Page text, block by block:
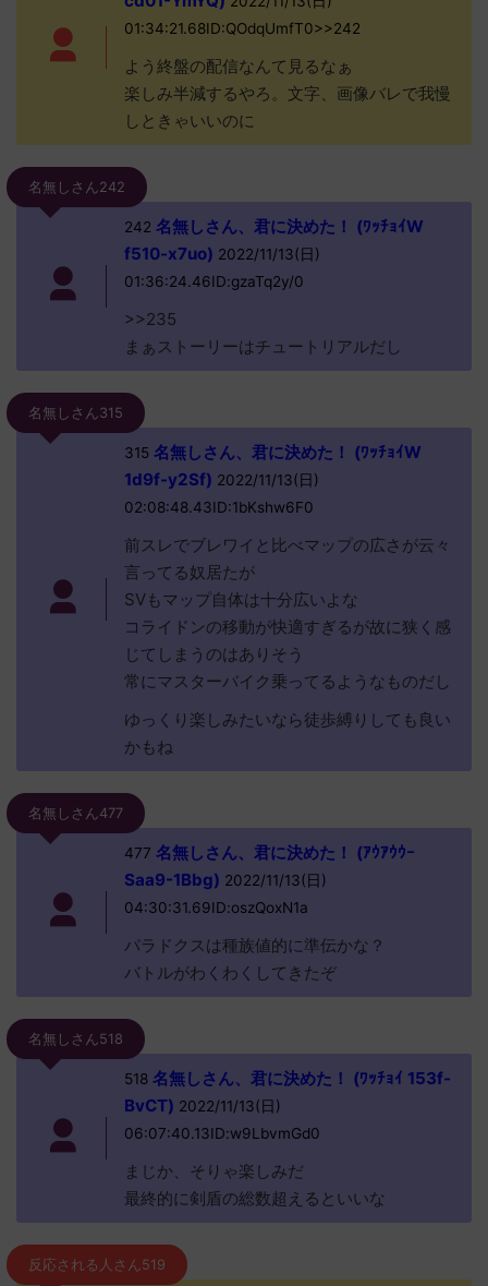
01:34:21.68ID:QOdqUmfT0>>242
よう終盤の配信なんて見るなぁ
楽しみ半減するやろ。文字、画像バレで我慢
しときゃいいのに
名無しさん242
242 名無しさん、君に決めた！ (ﾜｯﾁｮｲW
f510-x7uo) 2022/11/13(日)
01:36:24.46ID:gzaTq2y/0
>>235
まぁストーリーはチュートリアルだし
名無しさん315
315名無しさん、君に決めた！ (ﾜｯﾁｮｲW
1d9f-y2Sf) 2022/11/13(日)
02:08:48.43ID:1bKshw6F0
前スレでブレワイと比べマップの広さが云々
言ってる奴居たが
SVもマップ自体は十分広いよな
コライドンの移動が快適すぎるが故に狭く感
じてしまうのはありそう
常にマスターバイク乗ってるようなものだし
ゆっくり楽しみたいなら徒歩縛りしても良い
かもね
名無しさん477
477 名無しさん、君に決めた！ (ｱｳｱｳｳｰ
Saa9-1Bbg) 2022/11/13(日)
04:30:31.69ID:oszQoxN1a
パラドクスは種族値的に準伝かな？
バトルがわくわくしてきたぞ
名無しさん518
518名無しさん、君に決めた！ (ﾜｯﾁｮｲ 153f-
BvCT) 2022/11/13(日)
06:07:40.13ID:w9LbvmGd0
まじか、そりゃ楽しみだ
最終的に剣盾の総数超えるといいな
反応される人さん519